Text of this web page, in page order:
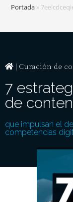
Portada »
| Curación de
7
de
que impulsan el
competencias